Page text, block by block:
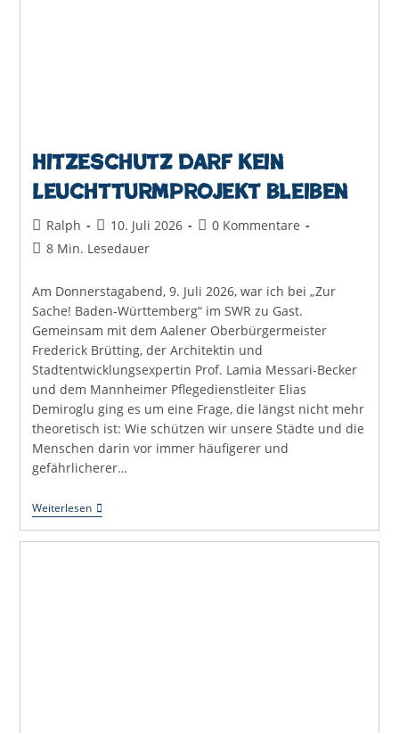
Hitzeschutz darf kein
Leuchtturmprojekt bleiben
Beitrags-
Autor:
Ralph
Beitrag
veröffentlicht:
10. Juli 2026
Beitrags-
0 Kommentare
Lesedauer:
8 Min. Lesedauer
Am Donnerstagabend, 9. Juli 2026, war ich bei „Zur
Sache! Baden-Württemberg“ im SWR zu Gast.
Gemeinsam mit dem Aalener Oberbürgermeister
Frederick Brütting, der Architektin und
Stadtentwicklungsexpertin Prof. Lamia Messari-Becker
und dem Mannheimer Pflegedienstleiter Elias
Demiroglu ging es um eine Frage, die längst nicht mehr
theoretisch ist: Wie schützen wir unsere Städte und die
Menschen darin vor immer häufigerer und
gefährlicherer…
WeiterlesenHitzeschutz
Darf
Kein